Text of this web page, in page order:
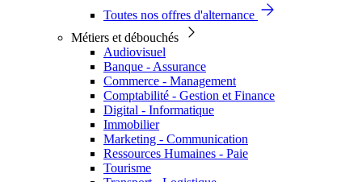
Toutes nos offres d'alternance
Métiers et débouchés
Audiovisuel
Banque - Assurance
Commerce - Management
Comptabilité - Gestion et Finance
Digital - Informatique
Immobilier
Marketing - Communication
Ressources Humaines - Paie
Tourisme